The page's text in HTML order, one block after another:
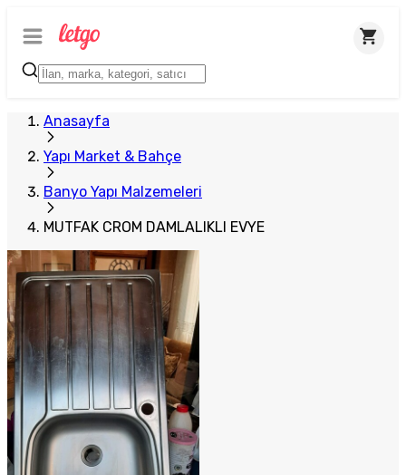
Anasayfa
Yapı Market & Bahçe
Banyo Yapı Malzemeleri
MUTFAK CROM DAMLALIKLI EVYE